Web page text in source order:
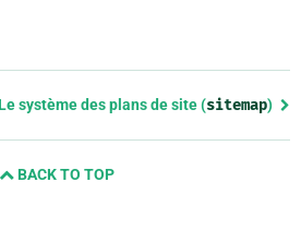
système des plans de site (sitemap)
BACK TO TOP